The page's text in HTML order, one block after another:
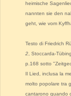
heimische
nannten sie den
geht, wie vom
Testo di Friedrich
2 , Stoccarda-
p.168 sotto
Il Lied, inclusa la
molto popolare tra
cantarono quando